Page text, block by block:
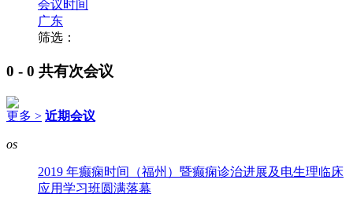
会议时间
广东
筛选：
0 - 0 共有次会议
更多 > 近期会议
os
2019 年癫痫时间（福州）暨癫痫诊治进展及电生理临床
应用学习班圆满落幕